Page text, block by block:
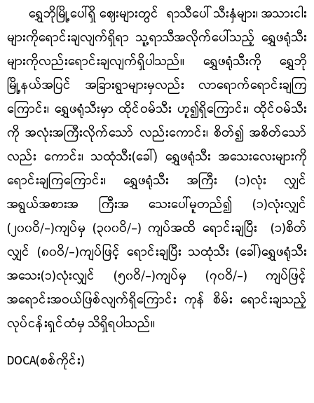
ရွှေဘိုမြို့ပေါ်ရှိ ဈေးများတွင် ရာသီပေါ် သီးနှံများ၊ အသားငါး
များကိုရောင်းချလျက်ရှိရာ သူ့ရာသီအလိုက်ပေါ်သည့် ရွှေဖရုံသီး
များကိုလည်းရောင်းချလျက်ရှိပါသည်။ ရွှေဖရုံသီးကို ရွှေဘို
မြို့နယ်အပြင် အခြားရွာများမှလည်း လာရောက်ရောင်းချကြ
ကြောင်း၊ ရွှေဖရုံသီးမှာ ထိုင်ဝမ်သီး ဟူ၍ရှိကြောင်း၊ ထိုင်ဝမ်သီး
ကို အလုံးအကြီးလိုက်သော် လည်းကောင်း၊ စိတ်၍ အစိတ်သော်
လည်း ကောင်း၊ သထုံသီး(ခေါ်) ရွှေဖရုံသီး အသေးလေးများကို
ရောင်းချကြကြောင်း၊ ရွှေဖရုံသီး အကြီး (၁)လုံး လျှင်
အရွယ်အစားအ ကြီးအ သေးပေါ်မူတည်၍ (၁)လုံးလျှင်
(၂၀၀ဝိ/-)ကျပ်မှ (၃၀၀ဝိ/-) ကျပ်အထိ ရောင်းချပြီး (၁)စိတ်
လျှင် (၈၀ဝိ/-)ကျပ်ဖြင့် ရောင်းချပြီး သထုံသီး (ခေါ်)ရွှေဖရုံသီး
အသေး(၁)လုံးလျှင် (၅၀ဝိ/-)ကျပ်မှ (၇၀ဝိ/-) ကျပ်ဖြင့်
အရောင်းအဝယ်ဖြစ်လျက်ရှိကြောင်း ကုန် စိမ်း ရောင်းချသည့်
လုပ်ငန်းရှင်ထံမှ သိရှိရပါသည်။
DOCA(စစ်ကိုင်း)